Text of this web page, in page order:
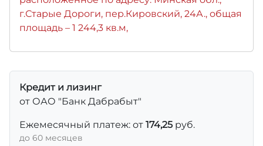
г.Старые Дороги, пер.Кировский, 24А., общая
площадь – 1 244,3 кв.м,
Кредит и лизинг
от ОАО "Банк Дабрабыт"
Ежемесячный платеж: от 174,25 руб.
до 60 месяцев